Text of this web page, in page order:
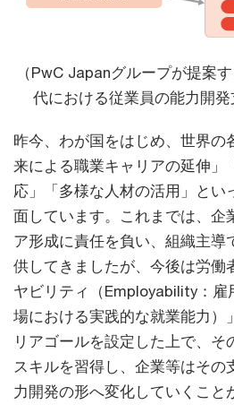
（PwC Japanグループが提案
代における従業員の能力開発
昨今、わが国をはじめ、世界の
来による職業キャリアの延伸」
応」「多様な人材の活用」とい
面しています。これまでは、企
ア形成に責任を負い、組織主導
供してきましたが、今後は労働
ヤビリティ（Employability：雇
場における実践的な就業能力）
リアゴールを設定した上で、そ
スキルを習得し、企業等はその
力開発の形へ変化していくこと